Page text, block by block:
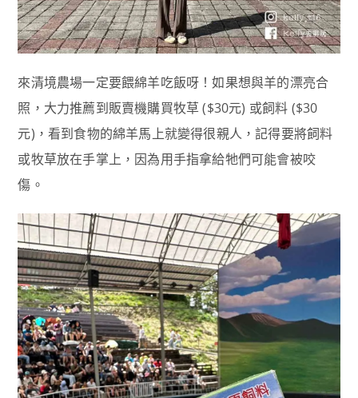
來清境農場一定要餵綿羊吃飯呀！如果想與羊的漂亮合
照，大力推薦到販賣機購買牧草 ($30元) 或飼料 ($30
元)，看到食物的綿羊馬上就變得很親人，記得要將飼料
或牧草放在手掌上，因為用手指拿給牠們可能會被咬
傷。